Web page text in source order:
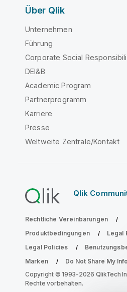
Über Qlik
Unternehmen
Führung
Corporate Social
DEI&B
Academic Program
Partnerprogramm
Karriere
Presse
Weltweite Zentrale/Kontakt
Qlik
Rechtliche Vereinbarungen
Produktbedingungen
Legal
Legal Policies
Marken
Do Not Share My Info
Copyright © 1993-2026 QlikTech
Rechte vorbehalten.